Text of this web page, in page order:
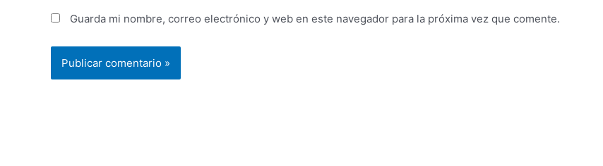
Guarda mi nombre, correo electrónico y web en este navegador para la próxima vez que comente.